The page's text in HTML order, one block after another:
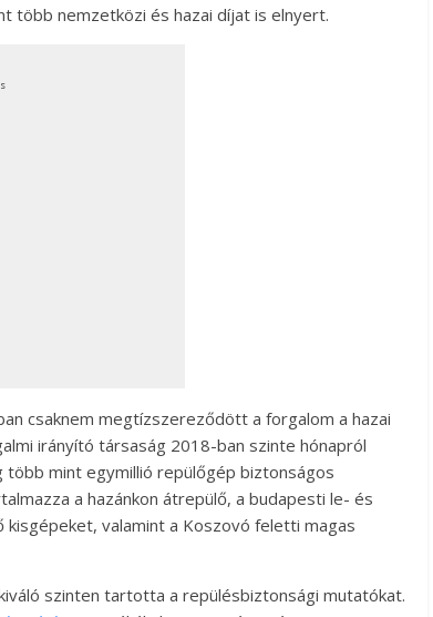
több nemzetközi és hazai díjat is elnyert.
csaknem megtízszereződött a forgalom a hazai
irányító társaság 2018-ban szinte hónapról
mint egymillió repülőgép biztonságos
a hazánkon átrepülő, a budapesti le- és
valamint a Koszovó feletti magas
szinten tartotta a repülésbiztonsági mutatókat.